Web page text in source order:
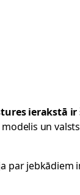
ierakstā ir
un
par jebkādiem